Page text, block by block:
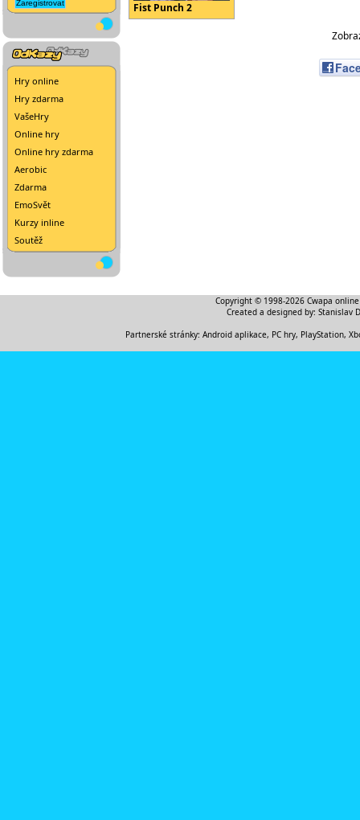
Hry online
Hry zdarma
VašeHry
Online hry
Online hry zdarma
Aerobic
Zdarma
EmoSvět
Kurzy inline
Soutěž
Fist Punch 2
Copyright © 1998-2026 Cwapa
Created a designed by: Stanislav
Partnerské stránky: Android aplikace, PC hry, PlayStation,